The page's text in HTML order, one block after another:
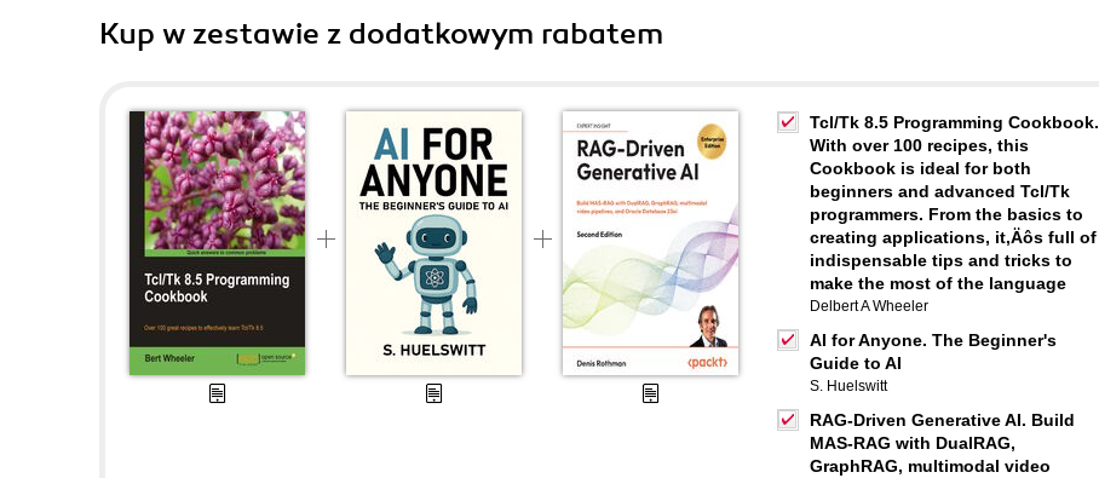
Kup w zestawie z dodatkowym rabatem
Tcl/Tk 8.5 Programming Cookbook.
With over 100 recipes, this
Cookbook is ideal for both
beginners and advanced Tcl/Tk
programmers. From the basics to
creating applications, it‚Äôs full of
indispensable tips and tricks to
make the most of the language
Delbert A Wheeler
AI for Anyone. The Beginner's
Guide to AI
S. Huelswitt
RAG-Driven Generative AI. Build
MAS-RAG with DualRAG,
GraphRAG, multimodal video